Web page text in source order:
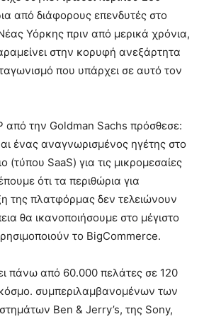
από διάφορους επενδυτές στο
Υόρκης πριν από μερικά χρόνια,
στην κορυφή ανεξάρτητα
που υπάρχει σε αυτό τον
από την Goldman Sachs πρόσθεσε:
ένας αναγνωρισμένος ηγέτης στο
(τύπου SaaS) για τις μικρομεσαίες
ότι τα περιθώρια για
της πλατφόρμας δεν τελειώνουν
θα ικανοποιήσουμε στο μέγιστο
το BigCommerce.
πάνω από 60.000 πελάτες σε 120
συμπεριλαμβανομένων των
Ben & Jerry’s, της Sony,